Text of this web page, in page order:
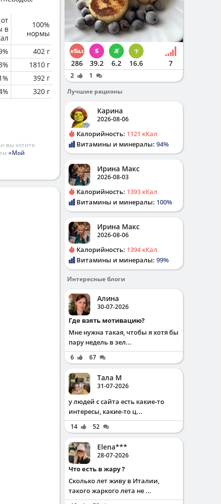
в
100%
нормы
402 г
1810 г
392 г
320 г
вы хотите
«Мой
286 39.2 6.2 16.6 7
2
1
Лучшие рационы
Карина
2026-08-06
Калорийность: 1121 кКал
Витамины и минералы: 94%
Ирина Макс
2026-08-03
Калорийность: 1393 кКал
Витамины и минералы: 100%
Ирина Макс
2026-08-06
Калорийность: 1394 кКал
Витамины и минералы: 99%
Интересные блоги
Алина
30-07-2026
Где взять мотивацию?
Мне нужна такая, чтобы я хотя бы
пару недель в зел...
6 67
Тала М
31-07-2026
у людей с сайта есть какие-то
интересы, какие-то ц...
14 52
Elena***
28-07-2026
Что есть в жару ?
Сколько лет живу в Италии,
такого жаркого лета не ...